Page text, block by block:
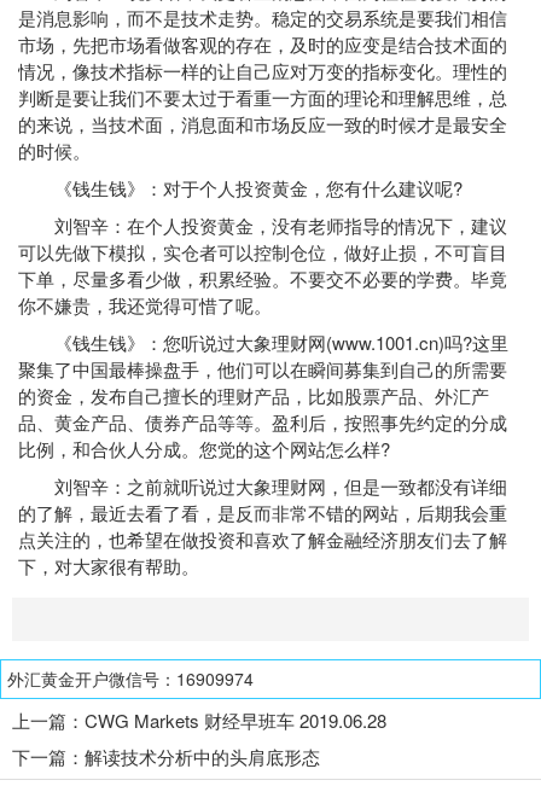
是消息影响，而不是技术走势。稳定的交易系统是要我们相信
市场，先把市场看做客观的存在，及时的应变是结合技术面的
情况，像技术指标一样的让自己应对万变的指标变化。理性的
判断是要让我们不要太过于看重一方面的理论和理解思维，总
的来说，当技术面，消息面和市场反应一致的时候才是最安全
的时候。
《钱生钱》：对于个人投资黄金，您有什么建议呢?
刘智辛：在个人投资黄金，没有老师指导的情况下，建议
可以先做下模拟，实仓者可以控制仓位，做好止损，不可盲目
下单，尽量多看少做，积累经验。不要交不必要的学费。毕竟
你不嫌贵，我还觉得可惜了呢。
《钱生钱》：您听说过大象理财网(www.1001.cn)吗?这里
聚集了中国最棒操盘手，他们可以在瞬间募集到自己的所需要
的资金，发布自己擅长的理财产品，比如股票产品、外汇产
品、黄金产品、债券产品等等。盈利后，按照事先约定的分成
比例，和合伙人分成。您觉的这个网站怎么样?
刘智辛：之前就听说过大象理财网，但是一致都没有详细
的了解，最近去看了看，是反而非常不错的网站，后期我会重
点关注的，也希望在做投资和喜欢了解金融经济朋友们去了解
下，对大家很有帮助。
外汇黄金开户微信号：16909974
上一篇： CWG Markets 财经早班车 2019.06.28
下一篇： 解读技术分析中的头肩底形态